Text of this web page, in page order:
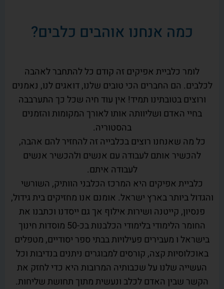
כמה אנחנו אוהבים כלבים?
לומר כלביית אפיקים זה קודם כל להתחבר לאהבה
לכלבים. הם החברים הכי טובים שלנו, דואגים לנו, נאמנים
ורוצים בטובתינו תמיד! אין עוד חיה שכל כך התערבבה
בחיי האדם ושליוותה אותו לאורך המקומות והזמנים
בהסטוריה.
כל מה שאנחנו רוצים בכלבייה זה להחזיר להם אהבה,
להכשיר אותם לעבודה עם אנשים ולהכשיר אנשים
לעבודה איתם.
כלביית אפיקים היא המרכז הכלבני הוותיק, השורשי
והגדול ביותר בארץ ישראל. אומנם אנו מחזיקים בית גידול,
פנסיון, קייטנה ושירות אילוף אך גם ייסדנו וכתבנו את
החומר הלימודי בלימודי הכלבנות בכ-50 מוסדות חינוך
בישראל ו מעבירים פעילויות בבתי ספר יסודיים, מטפלים
באוכלוסיות קצה, קורסים למבוגרים ניתנים בנדיבות וכל
העשייה שלנו על שכבותיה המרובות היא כדי לחזק את
הקשר שבין האדם לכלב ונעשית מתוך תחושת שליחות.